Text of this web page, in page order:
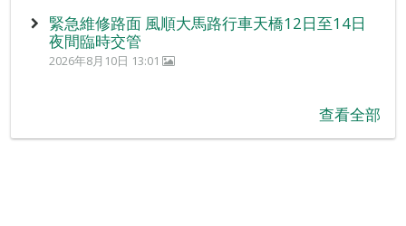
緊急維修路面 風順大馬路行車天橋12日至14日
夜間臨時交管
2026年8月10日 13:01
查看全部